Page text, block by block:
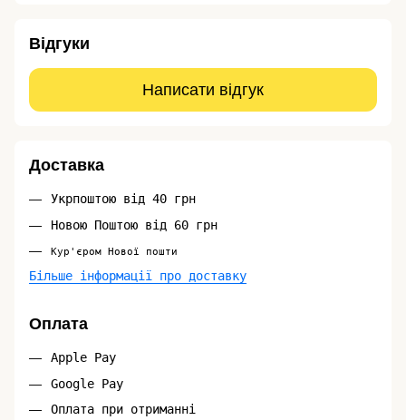
Відгуки
Написати відгук
Доставка
Укрпоштою від 40 грн
Новою Поштою від 60 грн
Кур'єром Нової пошти
Більше інформації про доставку
Оплата
Apple Pay
Google Pay
Оплата при отриманні